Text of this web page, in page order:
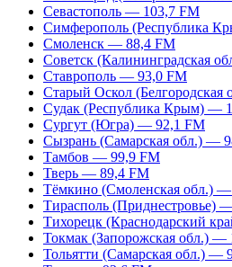
Севастополь — 103,7 FM
Симферополь (Республика
Смоленск — 88,4 FM
Советск (Калининградская
Ставрополь — 93,0 FM
Старый Оскол
Судак (Республика Крым) —
Сургут (Югра) — 92,1 FM
Сызрань (Самарская обл.) —
Тамбов — 99,9 FM
Тверь — 89,4 FM
Тёмкино (Смоленская обл.)
Тирасполь (Приднестровье)
Тихорецк (Краснодарский
Токмак (Запорожская обл.) —
Тольятти (Самарская обл.) —